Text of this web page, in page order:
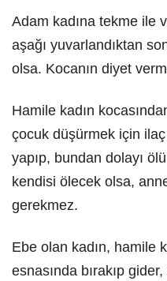
Adam kadına tekme ile
aşağı yuvarlandıktan
olsa. Kocanın diyet
Hamile kadın
çocuk düşürmek için
yapıp, bundan dolayı
kendisi ölecek olsa,
gerekmez.
Ebe olan kadın, hamile
esnasında bırakıp